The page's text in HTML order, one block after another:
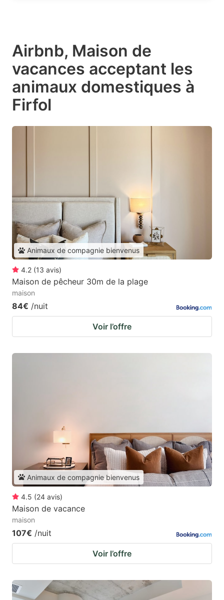
Airbnb, Maison de
vacances acceptant les
animaux domestiques à
Firfol
Animaux de compagnie bienvenus
4.2 (13 avis)
Maison de pêcheur 30m de la plage
maison
84€ /nuit
Voir l’offre
Animaux de compagnie bienvenus
4.5 (24 avis)
Maison de vacance
maison
107€ /nuit
Voir l’offre